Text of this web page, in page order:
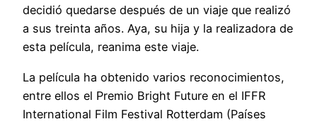
decidió quedarse después de un viaje que realizó
a sus treinta años. Aya, su hija y la realizadora de
esta película, reanima este viaje.
La película ha obtenido varios reconocimientos,
entre ellos el Premio Bright Future en el IFFR
International Film Festival Rotterdam (Países